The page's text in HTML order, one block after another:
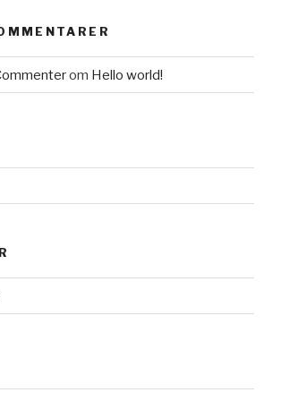
om Hello world!